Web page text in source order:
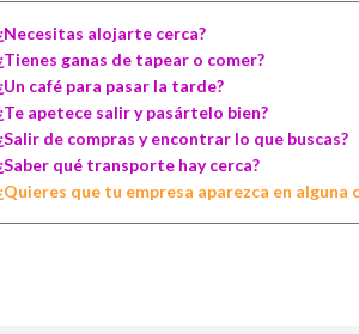
alojarte cerca?
ganas de tapear o comer?
café para pasar la tarde?
apetece salir y pasártelo bien?
de compras y encontrar lo que buscas?
qué transporte hay cerca?
que tu empresa aparezca en alguna